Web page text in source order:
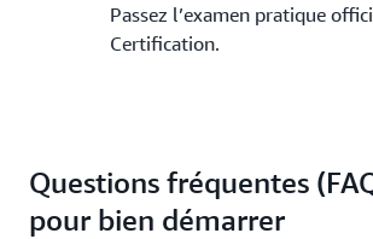
Passez l’examen pratique
Certification.
Questions fréquentes
pour bien démarrer